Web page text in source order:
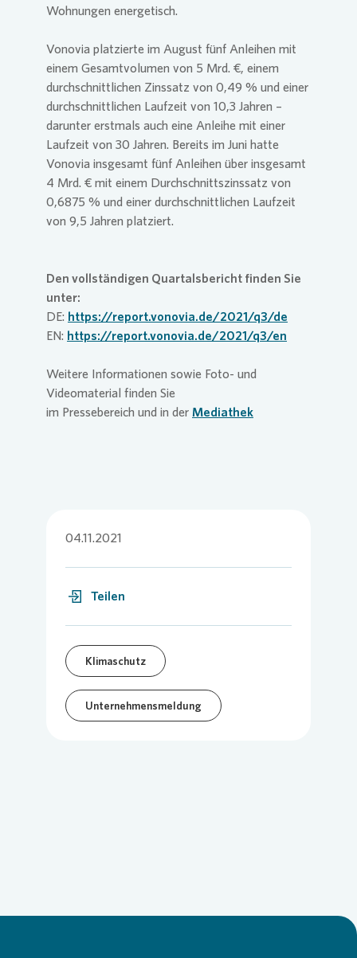
Wohnungen energetisch.
Vonovia platzierte im August fünf Anleihen mit
einem Gesamtvolumen von 5 Mrd. €, einem
durchschnittlichen Zinssatz von 0,49 % und einer
durchschnittlichen Laufzeit von 10,3 Jahren –
darunter erstmals auch eine Anleihe mit einer
Laufzeit von 30 Jahren. Bereits im Juni hatte
Vonovia insgesamt fünf Anleihen über insgesamt
4 Mrd. € mit einem Durchschnittszinssatz von
0,6875 % und einer durchschnittlichen Laufzeit
von 9,5 Jahren platziert.
Den vollständigen Quartalsbericht finden Sie
unter:
DE: https://report.vonovia.de/2021/q3/de
EN: https://report.vonovia.de/2021/q3/en
Weitere Informationen sowie Foto- und
Videomaterial finden Sie
im Pressebereich und in der Mediathek
04.11.2021
Teilen
Klimaschutz
Unternehmensmeldung